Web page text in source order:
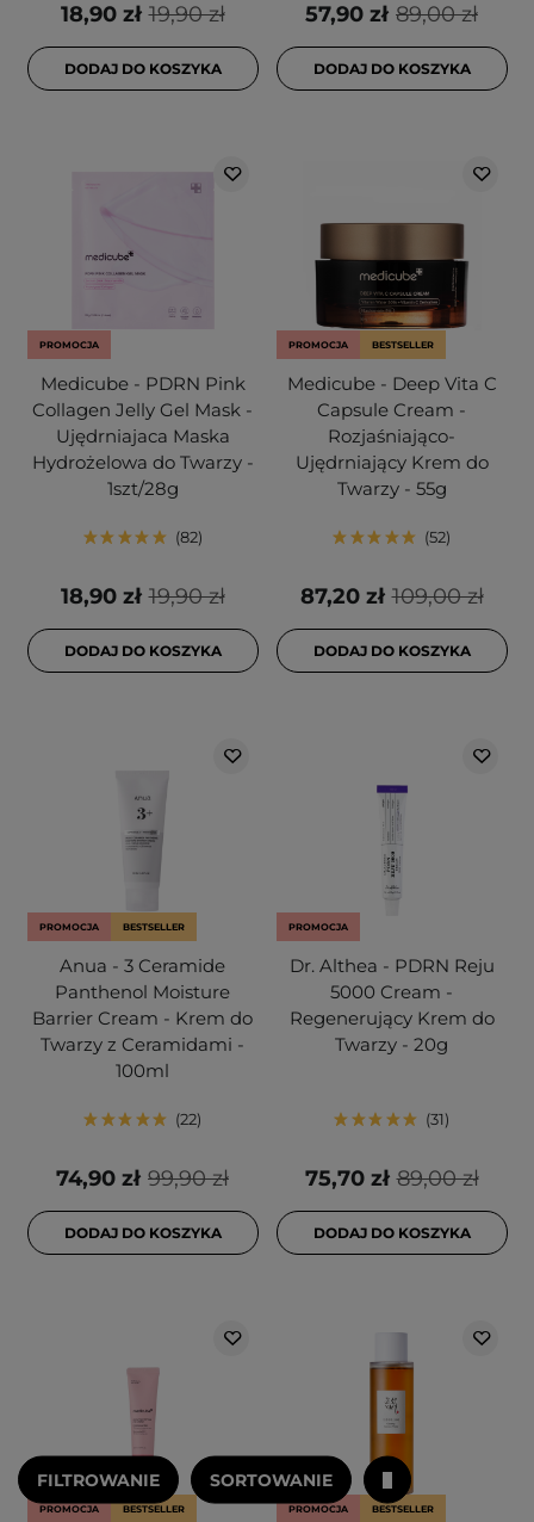
19,90 zł
18,90 zł
DODAJ DO KOSZYKA
89,00 zł
57,90 zł
DODAJ DO KOSZYKA
PROMOCJA
Medicube - PDRN Pink
Collagen Jelly Gel Mask -
Ujędrniajaca Maska
Hydrożelowa do Twarzy -
1szt/28g
82
19,90 zł
18,90 zł
DODAJ DO KOSZYKA
PROMOCJA BESTSELLER
Medicube - Deep Vita C
Capsule Cream -
Rozjaśniająco-
Ujędrniający Krem do
Twarzy - 55g
52
109,00 zł
87,20 zł
DODAJ DO KOSZYKA
PROMOCJA BESTSELLER
Anua - 3 Ceramide
Panthenol Moisture
Barrier Cream - Krem do
Twarzy z Ceramidami -
100ml
22
99,90 zł
74,90 zł
DODAJ DO KOSZYKA
PROMOCJA
Dr. Althea - PDRN Reju
5000 Cream -
Regenerujący Krem do
Twarzy - 20g
31
89,00 zł
75,70 zł
DODAJ DO KOSZYKA
PROMOCJA BESTSELLER PROMOCJA BESTSELLER
FILTROWANIE SORTOWANIE